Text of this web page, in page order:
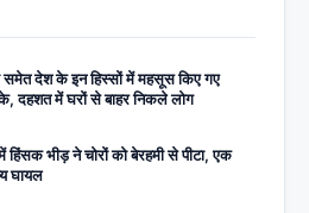
समेत देश के इन हिस्सों में महसूस किए गए
में घरों से बाहर निकले लोग
हिंसक भीड़ ने चोरों को बेरहमी से पीटा, एक
घायल